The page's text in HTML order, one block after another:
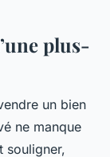
plus-
un bien
ne manque
souligner,